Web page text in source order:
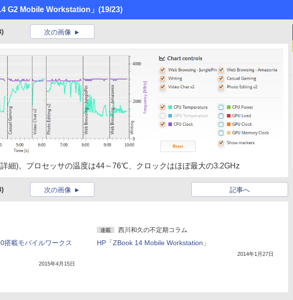
G2 Mobile Workstation」 (19/23)
次の画像
細)。プロセッサの温度は44～76℃、クロックはほぼ最大の3.2GHz
記事へ
次の画像
搭載モバイルワークス
2015年4月15日
連載 西川和久の不定期コラム
HP「ZBook 14 Mobile Workstation」
2014年1月27日